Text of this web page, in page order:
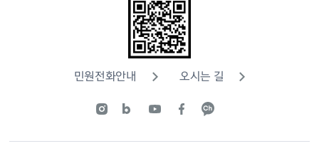
민원전화안내 오시는 길